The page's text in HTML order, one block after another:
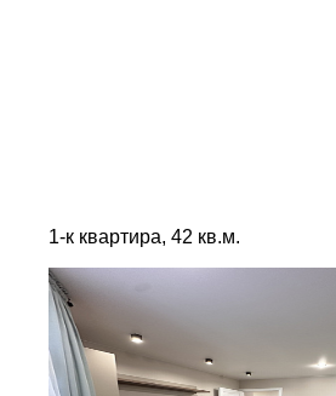
1-к квартира, 42 кв.м.